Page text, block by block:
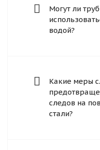
Могут ли
водой?
Какие меры
следов на
стали?